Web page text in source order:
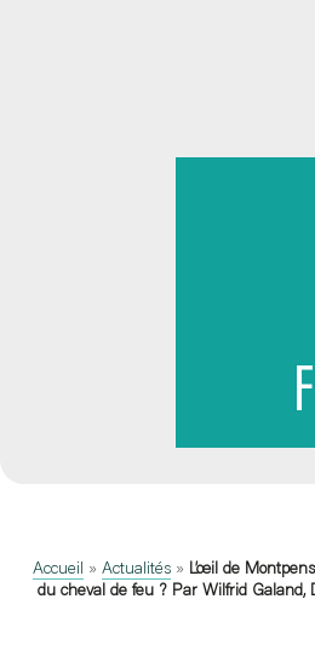
Accueil » Actualités » L’œil de
du cheval de feu ? Par Wilfrid